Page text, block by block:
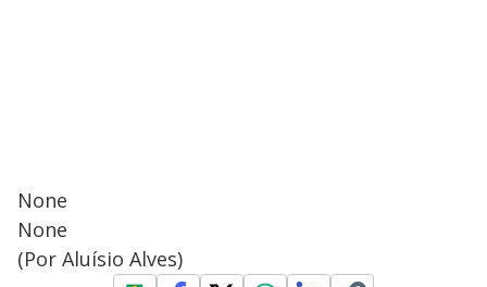
None
None
(Por Aluísio Alves)